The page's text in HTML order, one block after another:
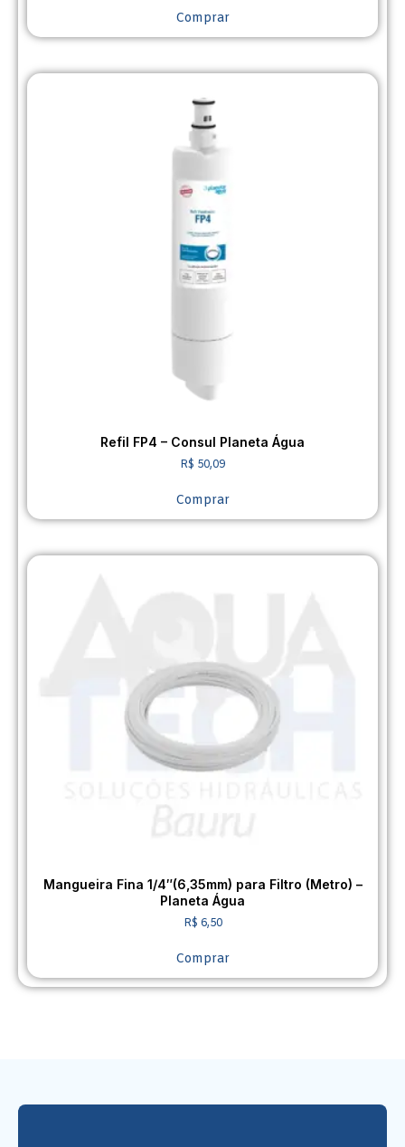
Comprar
Refil FP4 – Consul Planeta Água
R$ 50,09
Comprar
Mangueira Fina 1/4″(6,35mm) para Filtro (Metro) –
Planeta Água
R$ 6,50
Comprar